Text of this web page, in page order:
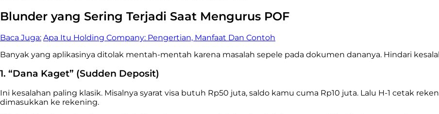
Blunder yang Sering Terjadi Saat Mengurus POF
Baca Juga: Apa Itu Holding Company: Pengertian, Manfaat Dan Contoh
Banyak yang aplikasinya ditolak mentah-mentah karena masalah sepele pada dokumen dananya. Hindari
1. “Dana Kaget” (Sudden Deposit)
Ini kesalahan paling klasik. Misalnya syarat visa butuh Rp50 juta, saldo kamu cuma Rp10 juta. Lalu H-1 cetak
dimasukkan ke rekening.